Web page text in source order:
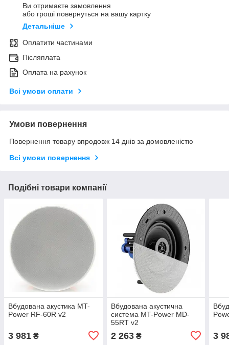
Ви отримаєте замовлення
або гроші повернуться на вашу картку
Детальніше
Оплатити частинами
Післяплата
Оплата на рахунок
Всі умови оплати
Умови повернення
Повернення товару впродовж 14 днів за домовленістю
Всі умови повернення
Подібні товари компанії
Вбудована акустика MT-
Power RF-60R v2
3 981 ₴
Вбудована акустична
система MT-Power MD-
55RT v2
2 263₴ 3